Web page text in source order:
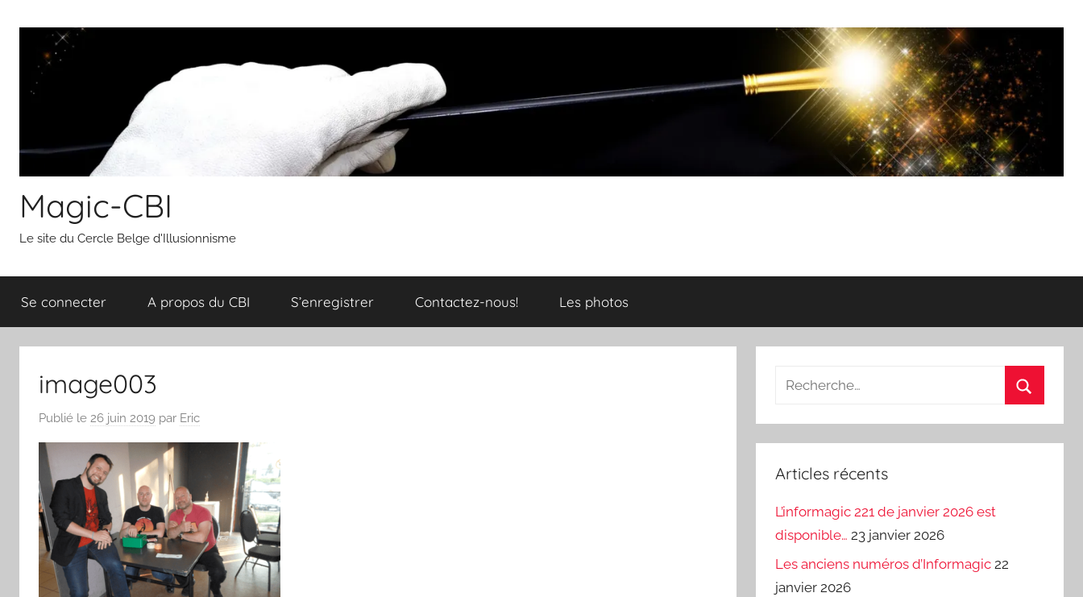
contenu
Magic-CBI
Le site du Cercle Belge d'Illusionnisme
Se connecter A propos du CBI S’enregistrer Contactez-nous! Les photos
image003
Publié le 26 juin 2019 par Eric
Recherche
:
Articles récents
L’informagic 221 de janvier 2026 est
disponible… 23 janvier 2026
Les anciens numéros d’Informagic 22
janvier 2026